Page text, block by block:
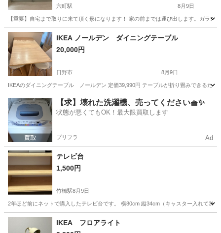
六町駅 8月9日
【重要】自宅まで取りに来て頂く形になります！ 家の前までは運び出します。ガラ
東京 足立区 収納家具
IKEA ノールデン ダイニングテーブル
20,000円
日野市 8月9日
IKEAのダイニングテーブル ノールデン 定価39,990円 テーブルが折り畳みできるた
東京 日野市 テーブル
【求】壊れた洗濯機、売ってください🧺✨
状態が悪くてもOK！最大限買取します
プリフラ Ad
テレビ台
1,500円
竹橋駅8月9日
2年ほど前にネットで購入したテレビ台です。 横80cm 縦34cm（キャスター入れて
東京 千代田区 収納家具
IKEA フロアライト